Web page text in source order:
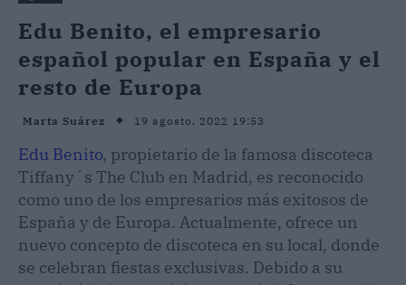
Edu Benito, el empresario
español popular en España y el
resto de Europa
Marta Suárez 19 agosto, 2022 19:53
Edu Benito, propietario de la famosa discoteca
Tiffany´s The Club en Madrid, es reconocido
como uno de los empresarios más exitosos de
España y de Europa. Actualmente, ofrece un
nuevo concepto de discoteca en su local, donde
se celebran fiestas exclusivas. Debido a su